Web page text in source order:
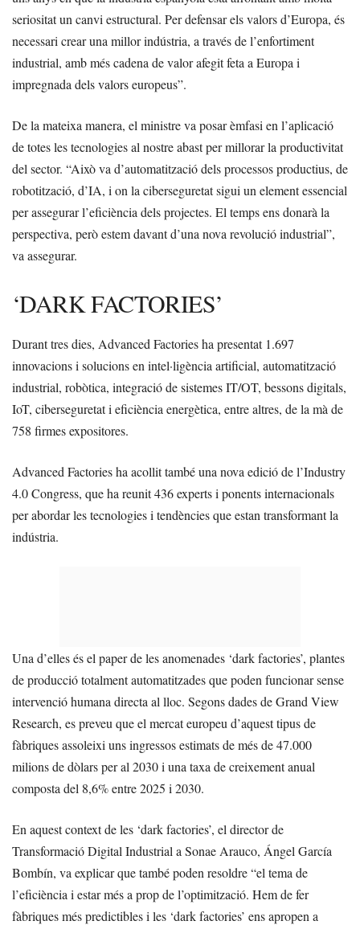
seriositat un canvi estructural. Per defensar els valors d’Europa, és
necessari crear una millor indústria, a través de l’enfortiment
industrial, amb més cadena de valor afegit feta a Europa i
impregnada dels valors europeus”.
De la mateixa manera, el ministre va posar èmfasi en l’aplicació
de totes les tecnologies al nostre abast per millorar la productivitat
del sector. “Això va d’automatització dels processos productius, de
robotització, d’IA, i on la ciberseguretat sigui un element essencial
per assegurar l’eficiència dels projectes. El temps ens donarà la
perspectiva, però estem davant d’una nova revolució industrial”,
va assegurar.
‘DARK FACTORIES’
Durant tres dies, Advanced Factories ha presentat 1.697
innovacions i solucions en intel·ligència artificial, automatització
industrial, robòtica, integració de sistemes IT/OT, bessons digitals,
IoT, ciberseguretat i eficiència energètica, entre altres, de la mà de
758 firmes expositores.
Advanced Factories ha acollit també una nova edició de l’Industry
4.0 Congress, que ha reunit 436 experts i ponents internacionals
per abordar les tecnologies i tendències que estan transformant la
indústria.
Una d’elles és el paper de les anomenades ‘dark factories’, plantes
de producció totalment automatitzades que poden funcionar sense
intervenció humana directa al lloc. Segons dades de Grand View
Research, es preveu que el mercat europeu d’aquest tipus de
fàbriques assoleixi uns ingressos estimats de més de 47.000
milions de dòlars per al 2030 i una taxa de creixement anual
composta del 8,6% entre 2025 i 2030.
En aquest context de les ‘dark factories’, el director de
Transformació Digital Industrial a Sonae Arauco, Ángel García
Bombín, va explicar que també poden resoldre “el tema de
l’eficiència i estar més a prop de l’optimització. Hem de fer
fàbriques més predictibles i les ‘dark factories’ ens apropen a